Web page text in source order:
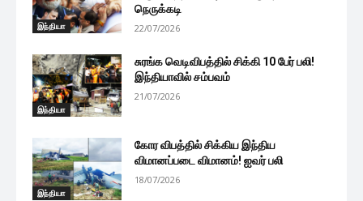
இந்தியா
நெருக்கடி
22/07/2026
இந்தியா
சுரங்க வெடிவிபத்தில் சிக்கி 10 பேர் பலி!
இந்தியாவில் சம்பவம்
21/07/2026
இந்தியா
கோர விபத்தில் சிக்கிய இந்திய
விமானப்படை விமானம்! ஐவர் பலி
18/07/2026